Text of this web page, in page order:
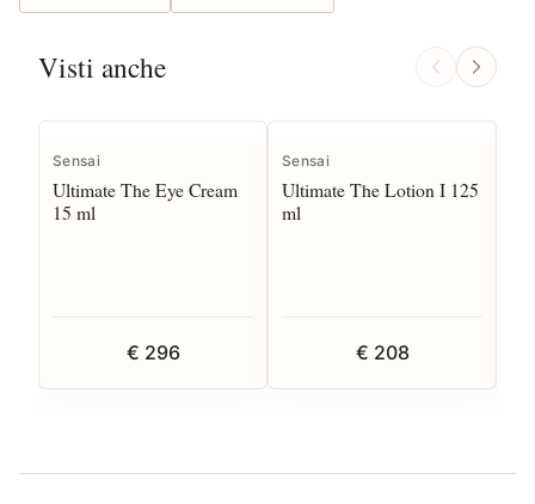
Visti anche
Sensai
Ultimate The Eye Cream
15 ml
€ 296
Sensai
Ultimate The Lotion I 125
ml
€ 208